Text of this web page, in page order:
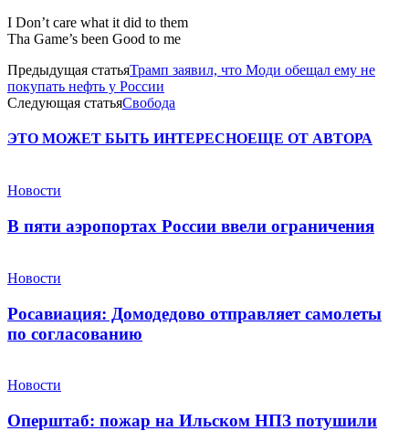
I Don’t care what it did to them
Tha Game’s been Good to me
Предыдущая статьяТрамп заявил, что Моди обещал ему не
покупать нефть у России
Следующая статьяСвобода
ЭТО МОЖЕТ БЫТЬ ИНТЕРЕСНОЕЩЕ ОТ АВТОРА
Новости
В пяти аэропортах России ввели ограничения
Новости
Росавиация: Домодедово отправляет самолеты
по согласованию
Новости
Оперштаб: пожар на Ильском НПЗ потушили